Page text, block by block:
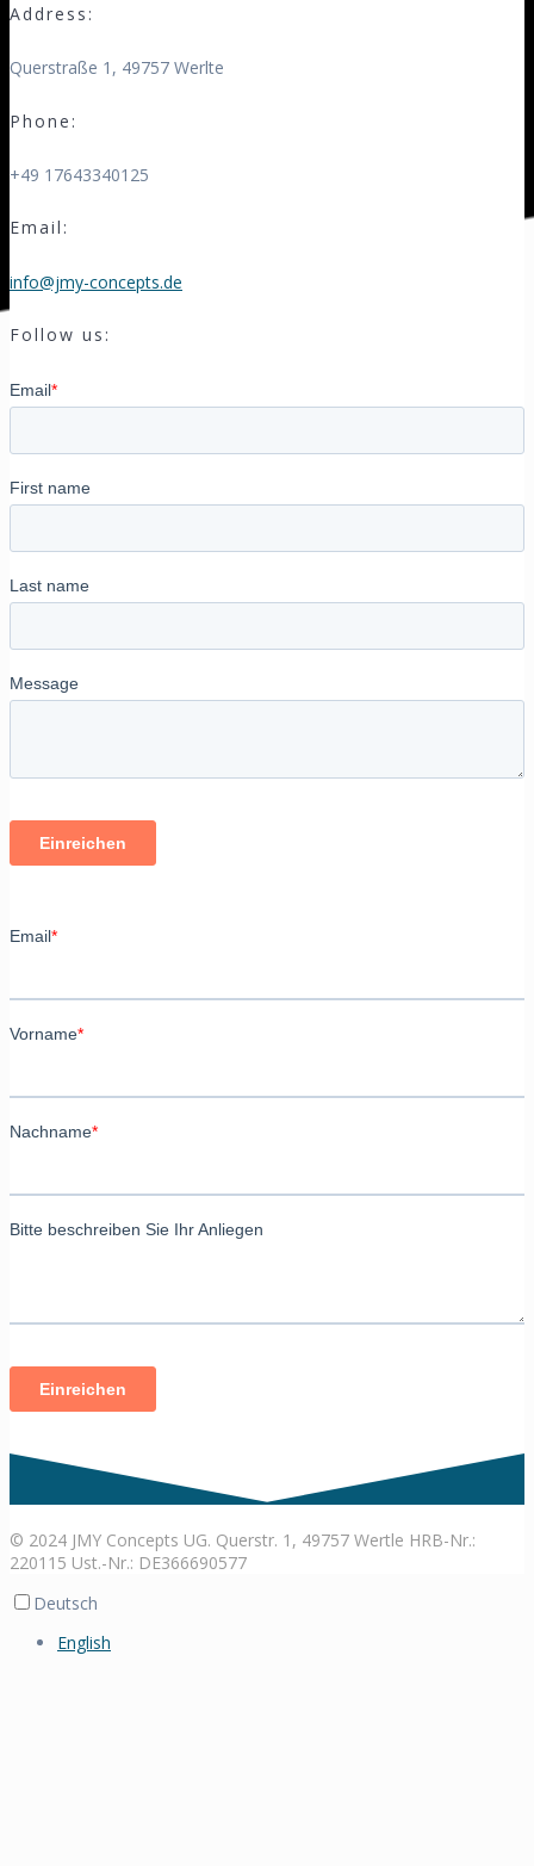
Address:
Querstraße 1, 49757 Werlte
Phone:
+49 17643340125
Email:
info@jmy-concepts.de
Follow us:
© 2024 JMY Concepts UG. Querstr. 1, 49757 Wertle HRB-Nr.:
220115 Ust.-Nr.: DE366690577
Deutsch
English